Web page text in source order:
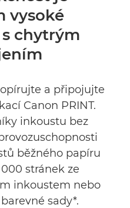
vysoké
chytrým
a připojujte
Canon PRINT.
inkoustu bez
běžného papíru
stránek ze
inkoustem nebo
sady*.